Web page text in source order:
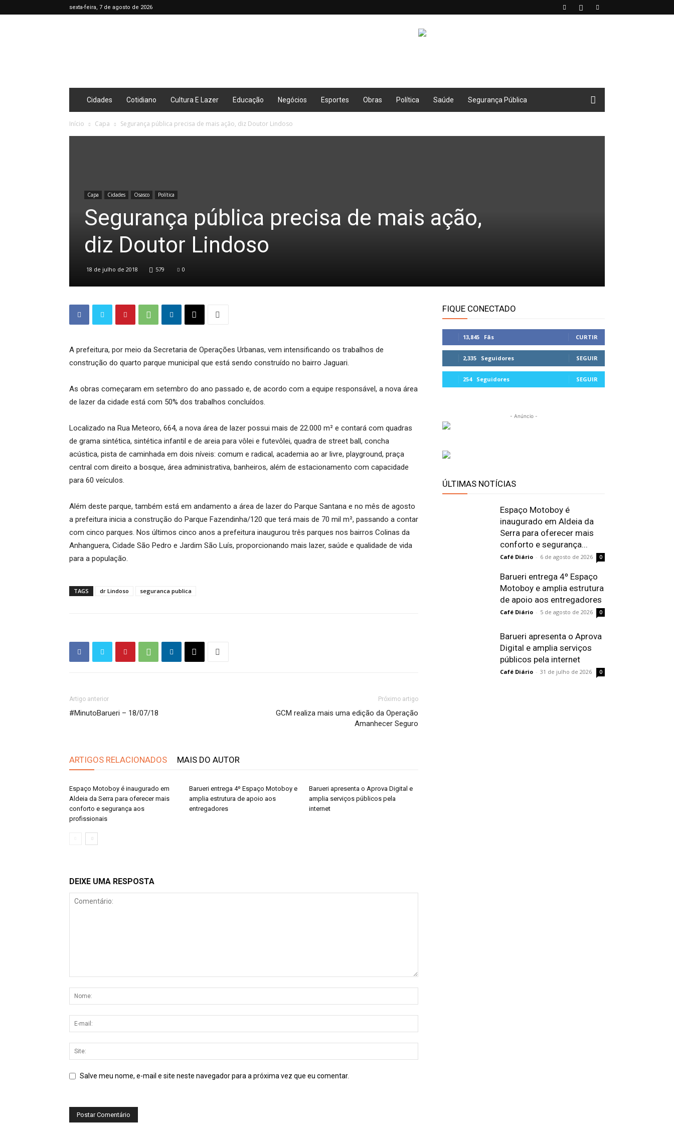
sexta-feira, 7 de agosto de 2026
Cidades Cotidiano Cultura E Lazer Educação Negócios Esportes Obras Política Saúde Segurança Pública
Início Capa Segurança pública precisa de mais ação, diz Doutor Lindoso
Capa Cidades Osasco Política
Segurança pública precisa de mais ação,
diz Doutor Lindoso
18 de julho de 2018 579 0
A prefeitura, por meio da Secretaria de Operações Urbanas, vem intensificando os trabalhos de
construção do quarto parque municipal que está sendo construído no bairro Jaguari.
As obras começaram em setembro do ano passado e, de acordo com a equipe responsável, a nova área
de lazer da cidade está com 50% dos trabalhos concluídos.
Localizado na Rua Meteoro, 664, a nova área de lazer possui mais de 22.000 m² e contará com quadras
de grama sintética, sintética infantil e de areia para vôlei e futevôlei, quadra de street ball, concha
acústica, pista de caminhada em dois níveis: comum e radical, academia ao ar livre, playground, praça
central com direito a bosque, área administrativa, banheiros, além de estacionamento com capacidade
para 60 veículos.
Além deste parque, também está em andamento a área de lazer do Parque Santana e no mês de agosto
a prefeitura inicia a construção do Parque Fazendinha/120 que terá mais de 70 mil m², passando a contar
com cinco parques. Nos últimos cinco anos a prefeitura inaugurou três parques nos bairros Colinas da
Anhanguera, Cidade São Pedro e Jardim São Luís, proporcionando mais lazer, saúde e qualidade de vida
para a população.
TAGS dr Lindoso seguranca publica
Artigo anterior
#MinutoBarueri – 18/07/18
Próximo artigo
GCM realiza mais uma edição da Operação
Amanhecer Seguro
ARTIGOS RELACIONADOS MAIS DO AUTOR
Espaço Motoboy é inaugurado em
Aldeia da Serra para oferecer mais
conforto e segurança aos
profissionais
Barueri entrega 4º Espaço Motoboy e
amplia estrutura de apoio aos
entregadores
Barueri apresenta o Aprova Digital e
amplia serviços públicos pela
internet
DEIXE UMA RESPOSTA
Salve meu nome, e-mail e site neste navegador para a próxima vez que eu comentar.
FIQUE CONECTADO
13,845 Fãs CURTIR
2,335 Seguidores SEGUIR
254 Seguidores SEGUIR
- Anúncio -
ÚLTIMAS NOTÍCIAS
Espaço Motoboy é
inaugurado em Aldeia da
Serra para oferecer mais
conforto e segurança...
Café Diário - 6 de agosto de 2026 0
Barueri entrega 4º Espaço
Motoboy e amplia estrutura
de apoio aos entregadores
Café Diário - 5 de agosto de 2026 0
Barueri apresenta o Aprova
Digital e amplia serviços
públicos pela internet
Café Diário - 31 de julho de 2026 0